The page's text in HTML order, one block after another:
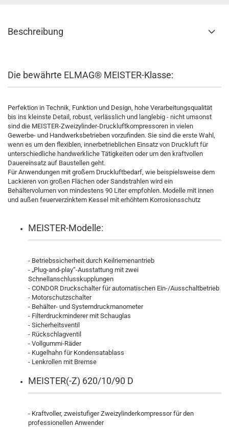
Beschreibung
Die bewährte ELMAG® MEISTER-Klasse:
Perfektion in Technik, Funktion und Design, hohe Verarbeitungsqualität
bis ins kleinste Detail, robust, verlässlich und langlebig - nicht umsonst
sind die MEISTER-Zweizylinder-Druckluftkompressoren in vielen
Gewerbe- und Handwerksbetrieben vorzufinden. Sie sind die erste Wahl,
wenn es um den flexiblen, innerbetrieblichen Einsatz von Druckluft für
unterschiedliche handwerkliche Tätigkeiten oder um den kraftvollen
Dauereinsatz auf Baustellen geht.
Für Anwendungen mit großem Druckluftbedarf, wie beispielsweise dem
Lackieren von großen Flächen oder Sandstrahlen wird ein
Behältervolumen von mindestens 90 Liter empfohlen. Modelle mit innen
und außen feuerverzinktem Kessel mit erhöhtem Korrosionsschutz
MEISTER-Modelle:
- Betriebssicherheit durch Keilriemenantrieb
- „Plug-and-play“-Ausstattung mit zwei
Schnellanschlusskupplungen
- CONDOR Druckschalter für automatischen Ein-/Ausschaltbetrieb
- Motorschutzschalter
- Behälter- und Systemdruckmanometer
- Filterdruckminderer mit Schauglas
- Sicherheitsventil
- Rückschlagventil
- Vollgummi-Räder
- Kugelhahn für Kondensatablass
- Lenkrollen mit Bremse
MEISTER(-Z) 620/10/90 D
- Kraftvoller, zweistufiger Zweizylinderkompressor für den
professionellen Anwender